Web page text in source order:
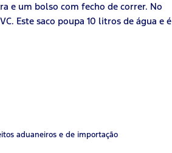
e um bolso com fecho de correr. No
Este saco poupa 10 litros de água e é
aduaneiros e de importação